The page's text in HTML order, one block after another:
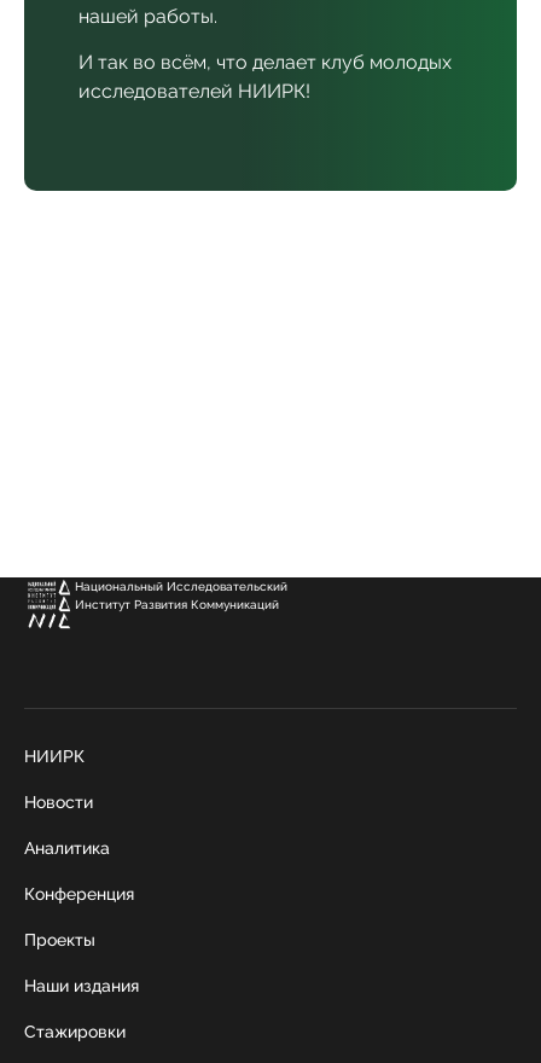
нашей работы.
И так во всём, что делает клуб молодых
исследователей НИИРК!
Национальный Исследовательский
Институт Развития Коммуникаций
НИИРК
Новости
Аналитика
Конференция
Проекты
Наши издания
Стажировки